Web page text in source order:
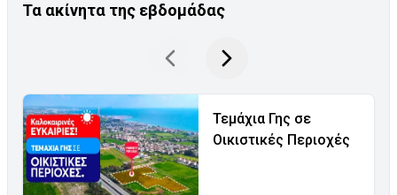
Τα ακίνητα της εβδομάδας
Τεμάχια Γης σε
Οικιστικές Περιοχές